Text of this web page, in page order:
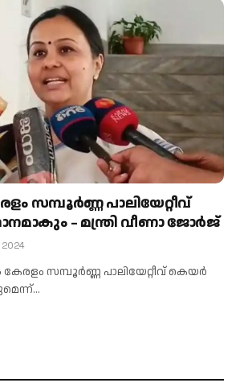
സമ്പൂർണ്ണ പാലിയേറ്റീവ്
– മന്ത്രി വീണാ ജോർജ്
2024
സമ്പൂർണ്ണ പാലിയേറ്റീവ് കെയർ